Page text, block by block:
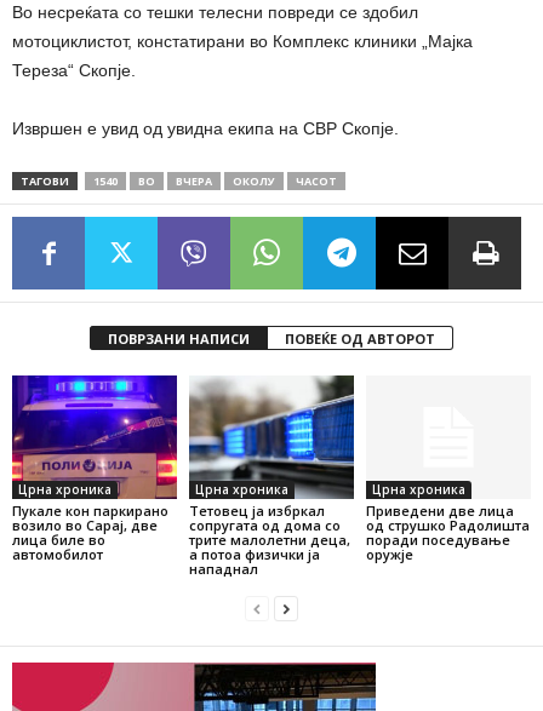
Во несреќата со тешки телесни повреди се здобил
мотоциклистот, констатирани во Комплекс клиники „Мајка
Тереза“ Скопје.
Извршен е увид од увидна екипа на СВР Скопје.
ТАГОВИ 1540 ВО ВЧЕРА ОКОЛУ ЧАСОТ
ПОВРЗАНИ НАПИСИ ПОВЕЌЕ ОД АВТОРОТ
Црна хроника
Пукале кон паркирано
возило во Сарај, две
лица биле во
автомобилот
Црна хроника
Тетовец ја избркал
сопругата од дома со
трите малолетни деца,
а потоа физички ја
нападнал
Црна хроника
Приведени две лица
од струшко Радолишта
поради поседување
оружје